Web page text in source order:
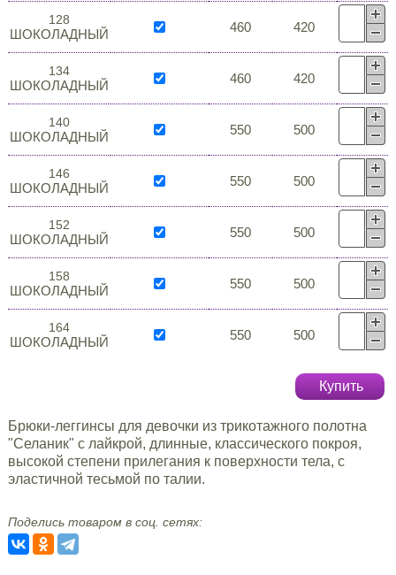
128
ШОКОЛАДНЫЙ 460 420
134
ШОКОЛАДНЫЙ 460 420
140
ШОКОЛАДНЫЙ 550 500
146
ШОКОЛАДНЫЙ 550 500
152
ШОКОЛАДНЫЙ 550 500
158
ШОКОЛАДНЫЙ 550 500
164
ШОКОЛАДНЫЙ 550 500
Купить
Брюки-леггинсы для девочки из трикотажного полотна
"Селаник" с лайкрой, длинные, классического покроя,
высокой степени прилегания к поверхности тела, с
эластичной тесьмой по талии.
Поделись товаром в соц. сетях: